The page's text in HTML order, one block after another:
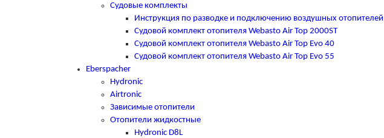
Судовые комплекты
Инструкция по разводке и подключению воздушных отопителей
Судовой комплект отопителя Webasto Air Top 2000ST
Судовой комплект отопителя Webasto Air Top Evo 40
Судовой комплект отопителя Webasto Air Top Evo 55
Eberspacher
Hydronic
Airtronic
Зависимые отопители
Отопители жидкостные
Hydronic D8L